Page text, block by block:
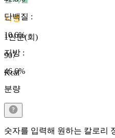
지방
1인분(회)
907
Kcal
단백질 :
10.6%
지방 :
46.6%
분량
숫자를 입력해 원하는 칼로리